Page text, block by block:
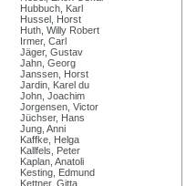
Hubbuch, Karl
Hussel, Horst
Huth, Willy Robert
Irmer, Carl
Jäger, Gustav
Jahn, Georg
Janssen, Horst
Jardin, Karel du
John, Joachim
Jorgensen, Victor
Jüchser, Hans
Jung, Anni
Kaffke, Helga
Kallfels, Peter
Kaplan, Anatoli
Kesting, Edmund
Kettner, Gitta